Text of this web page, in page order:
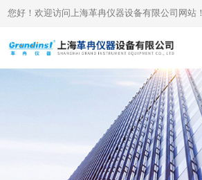
您好！欢迎访问上海革冉仪器设备有限公司网站！